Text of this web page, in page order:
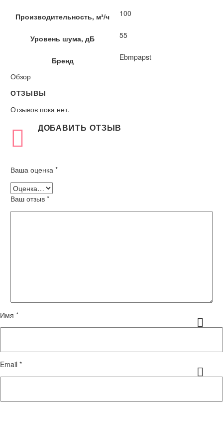
Производительность, м³/ч 100
Уровень шума, дБ 55
Бренд
Ebmpapst
Обзор
ОТЗЫВЫ
Отзывов пока нет.
ДОБАВИТЬ ОТЗЫВ
Ваша оценка *
Ваш отзыв *
Имя *
Email *